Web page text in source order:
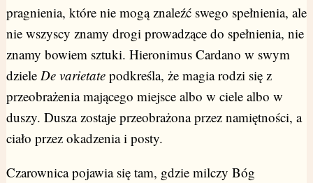
pragnienia, które nie mogą znaleźć swego spełnienia, ale
nie wszyscy znamy drogi prowadzące do spełnienia, nie
znamy bowiem sztuki. Hieronimus Cardano w swym
dziele De varietatepodkreśla, że magia rodzi się z
przeobrażenia mającego miejsce albo w ciele albo w
duszy. Dusza zostaje przeobrażona przez namiętności, a
ciało przez okadzenia i posty.
Czarownica pojawia się tam, gdzie milczy Bóg